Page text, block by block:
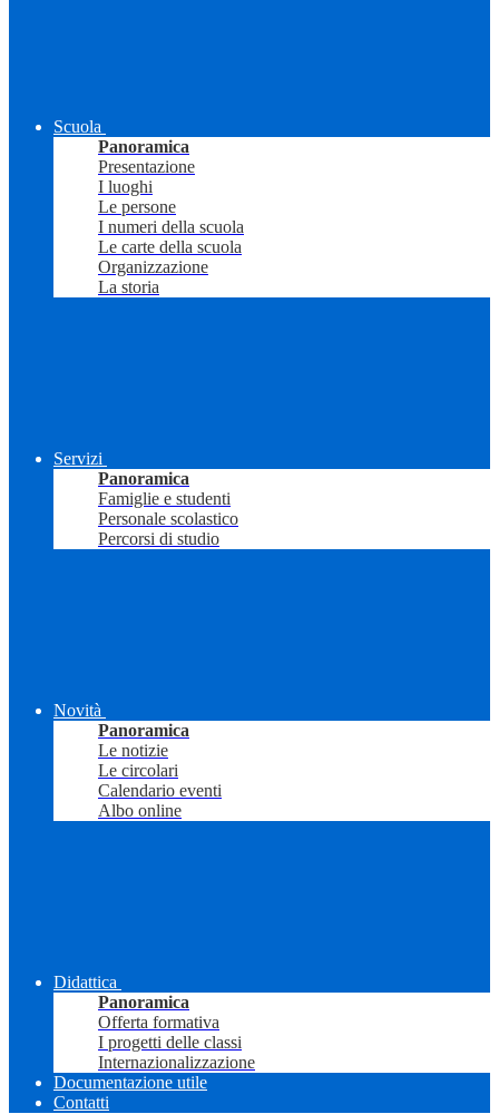
Scuola
Panoramica
Presentazione
I luoghi
Le persone
I numeri della scuola
Le carte della scuola
Organizzazione
La storia
Servizi
Panoramica
Famiglie e studenti
Personale scolastico
Percorsi di studio
Novità
Panoramica
Le notizie
Le circolari
Calendario eventi
Albo online
Didattica
Panoramica
Offerta formativa
I progetti delle classi
Internazionalizzazione
Documentazione utile
Contatti